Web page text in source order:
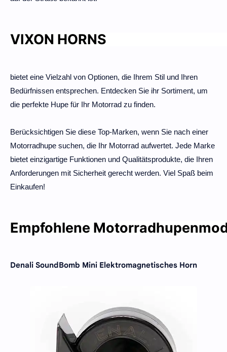
VIXON HORNS
bietet eine Vielzahl von Optionen, die Ihrem Stil und Ihren
Bedürfnissen entsprechen. Entdecken Sie ihr Sortiment, um
die perfekte Hupe für Ihr Motorrad zu finden.
Berücksichtigen Sie diese Top-Marken, wenn Sie nach einer
Motorradhupe suchen, die Ihr Motorrad aufwertet. Jede Marke
bietet einzigartige Funktionen und Qualitätsprodukte, die Ihren
Anforderungen mit Sicherheit gerecht werden. Viel Spaß beim
Einkaufen!
Empfohlene
Denali SoundBomb Mini Elektromagnetisches Horn